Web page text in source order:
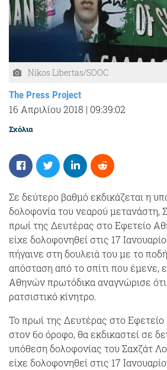
Nikos Libertas/SOOC
The Press Project
16 Απριλίου 2018 | 09:39:02
Σχόλια
Σε δεύτερο βαθμό εκδικάζεται η
δολοφονία του νεαρού μετανάστη,
πρωί της Δευτέρας στο Εφετείο
είχε δολοφονηθεί στις 17
πήγαινε στη δουλειά του με το
απόσταση από το σπίτι που έμενε,
Αθηνών πρωτόδικα αναγνώρισε
ρατσιστικό κίνητρο.
To πρωί της Δευτέρας στο
στον 6ο όροφο, θα εκδικαστεί σε
υπόθεση δολοφονίας του Σαχζάτ
είχε δολοφονηθεί στις 17